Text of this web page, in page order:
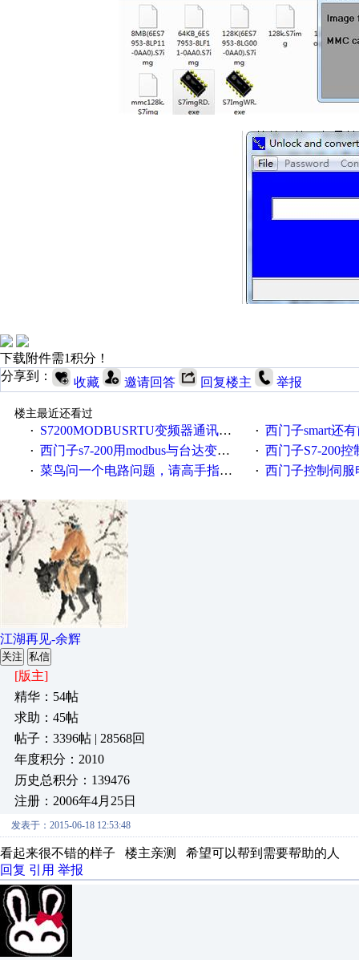
下载附件需1积分！
分享到：
收藏 邀请回答 回复楼主 举报
楼主最近还看过
·
S7200MODBUSRTU变频器通讯求助！ · 西门子smart还
· 西门子s7-200用modbus与台达变频器通讯，可以直接拿来用，很方便的。 · 西门子S7-200
· 菜鸟问一个电路问题，请高手指点。谢谢。 · 西门子控制伺服
江湖再见-余辉
关注 私信
[版主]
精华：54帖
求助：45帖
帖子：3396帖 | 28568回
年度积分：2010
历史总积分：139476
注册：2006年4月25日
发表于：2015-06-18 12:53:48
看起来很不错的样子 楼主亲测 希望可以帮到需要帮助的人
回复 引用 举报